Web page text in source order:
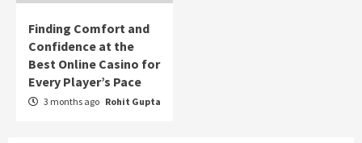
Finding Comfort and
Confidence at the
Best Online Casino for
Every Player’s Pace
3 months ago Rohit Gupta